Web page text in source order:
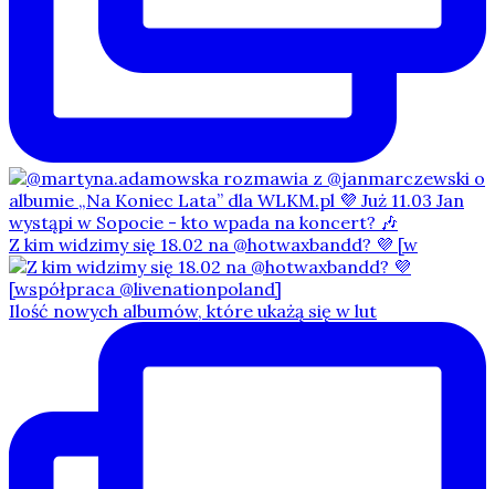
Z kim widzimy się 18.02 na @hotwaxbandd? 💜 [w
Ilość nowych albumów, które ukażą się w lut